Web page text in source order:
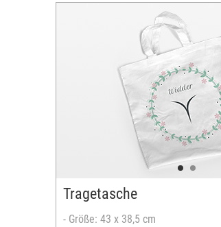
Tragetasche
- Größe: 43 x 38,5 cm
Größe: 19 cm
Durchmesser: 7,3 cm
Fassungsvermögen: 600 ml
Material: Aluminium
Handspülung wird
inkl. Mundstück mit
inkl. Karabiner
Bedruckbare Fläche quer:
Bedruckbare Fläche hoch:
versandfertig in 2-5 Tagen